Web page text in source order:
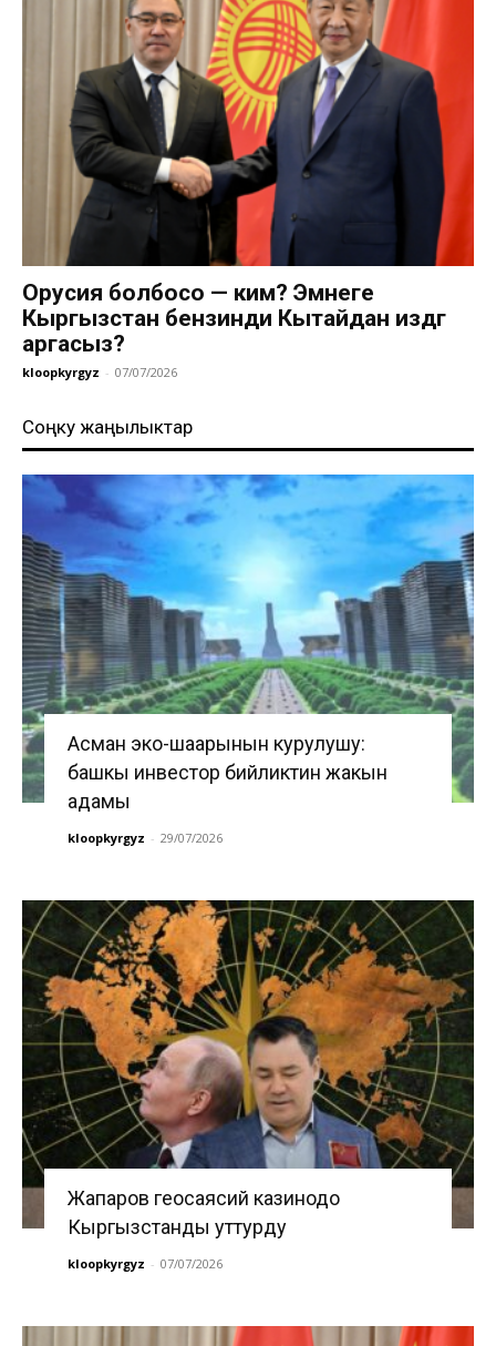
Орусия болбосо — ким? Эмнеге
Кыргызстан бензинди Кытайдан издөөгө
аргасыз?
kloopkyrgyz - 07/07/2026
Соңку жаңылыктар
Асман эко-шаарынын курулушу:
башкы инвестор бийликтин жакын
адамы
kloopkyrgyz - 29/07/2026
Жапаров геосаясий казинодо
Кыргызстанды уттурду
kloopkyrgyz - 07/07/2026